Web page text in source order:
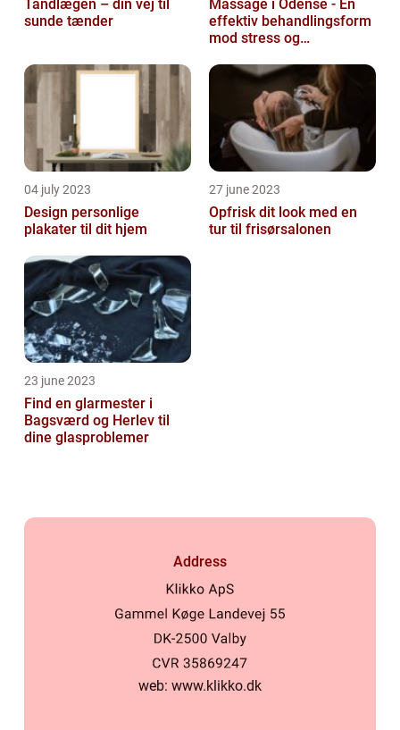
Tandlægen – din vej til
sunde tænder
Massage i Odense - En
effektiv behandlingsform
mod stress og
04 july 2023
Design personlige
plakater til dit hjem
27 june 2023
Opfrisk dit look med en
tur til frisørsalonen
23 june 2023
Find en glarmester i
Bagsværd og Herlev til
dine glasproblemer
Address
web: www.klikko.dk